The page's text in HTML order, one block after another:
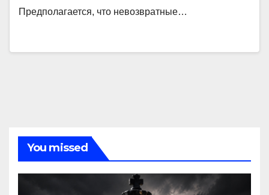
Предполагается, что невозвратные…
You missed